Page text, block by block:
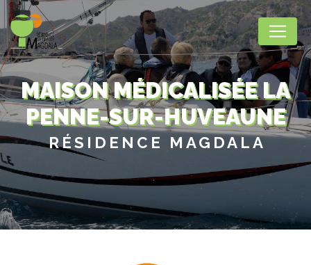
MAISON MÉDICALISÉE LA
PENNE-SUR-HUVEAUNE
RÉSIDENCE MAGDALA
Panneau de gestion des cookies